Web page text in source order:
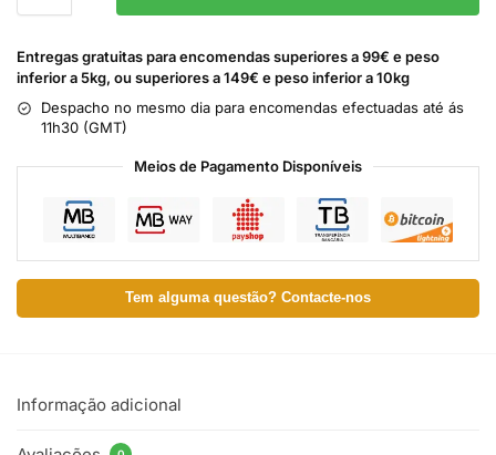
Entregas gratuitas para encomendas superiores a 99€ e peso
inferior a 5kg, ou superiores a 149€ e peso inferior a 10kg
Despacho no mesmo dia para encomendas efectuadas até ás
11h30 (GMT)
Meios de Pagamento Disponíveis
Tem alguma questão? Contacte-nos
Informação adicional